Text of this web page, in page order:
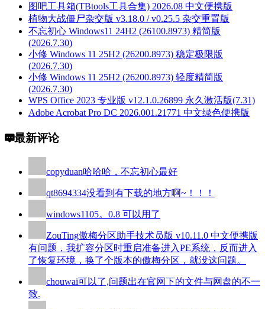
图吧工具箱(TBtools工具合集) 2026.08 中文便携版
植物大战僵尸杂交版 v3.18.0 / v0.25.5 杂交重置版
不忘初心 Windows11 24H2 (26100.8973) 精简版
(2026.7.30)
小修 Windows 11 25H2 (26200.8973) 稳定极限版
(2026.7.30)
小修 Windows 11 25H2 (26200.8973) 轻度精简版
(2026.7.30)
WPS Office 2023 专业版 v12.1.0.26899 永久激活版(7.31)
Adobe Acrobat Pro DC 2026.001.21771 中文绿色便携版
最新评论
copyduan哈哈哈，不忘初心最好
qt8694334没看到有下载的地方啊~！！！
windows1105。0.8 可以用了
ZouTing傲梅分区助手技术员版 v10.11.0 中文便携版
有问题，我扩容分区时重启准备进入PE系统，反而进入
了恢复环境，换了个版本的傲梅分区，就没这问题。
chouwai可以了,问题出在官网下的文件与网盘的不一
致.